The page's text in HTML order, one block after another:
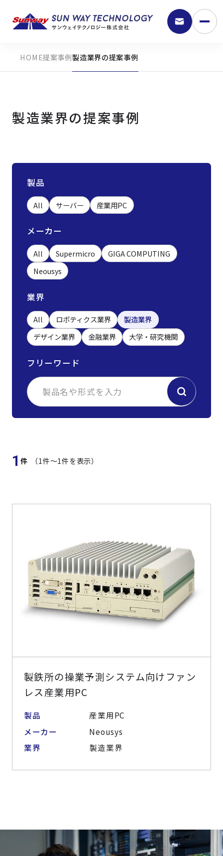
9:30 - 18:00
弊社の強み
製品検索
取扱メーカー
サービス
事例
サポート
会社案内
提案事例製造業界の提案事例
製造業界の提案事例
製品
All サーバー 産業用PC
メーカー
All Supermicro
GIGA COMPUTING
Neousys
業界
All ロボティクス業界
製造業界
デザイン業界
金融業界 大学・研究機関
フリーワード
1 件 （1件〜1件を表示）
製鉄所の操業予測システム向けファン
レス産業用PC
製品
産業用PC
メーカー
Neousys
業界
製造業界